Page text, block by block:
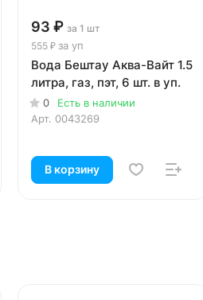
93 ₽ за 1 шт
555 ₽ за уп
Вода Бештау Аква-Вайт 1.5
литра, газ, пэт, 6 шт. в уп.
0
Есть в наличии
Арт. 0043269
В корзину